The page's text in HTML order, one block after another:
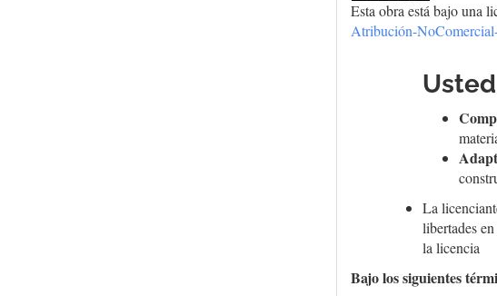
Esta obra está bajo una
Atribución-
La
libertades
la licencia
Bajo los siguientes